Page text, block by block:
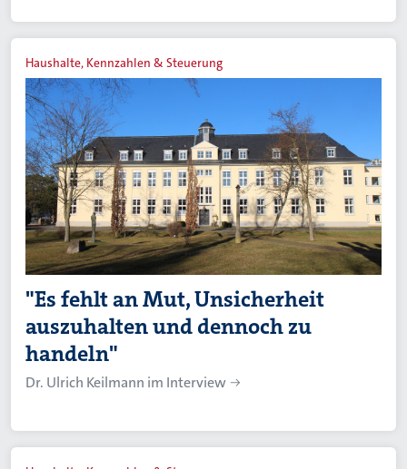
Haushalte, Kennzahlen & Steuerung
"Es fehlt an Mut, Unsicherheit
auszuhalten und dennoch zu
handeln"
Dr. Ulrich Keilmann im Interview